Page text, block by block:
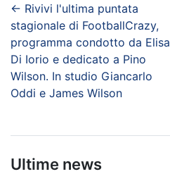
← Rivivi l'ultima puntata
stagionale di FootballCrazy,
programma condotto da Elisa
Di Iorio e dedicato a Pino
Wilson. In studio Giancarlo
Oddi e James Wilson
Ultime news